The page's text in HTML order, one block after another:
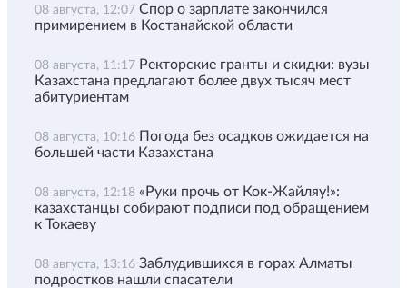
08 августа, 12:07 Спор о зарплате закончился
примирением в Костанайской области
08 августа, 11:17 Ректорские гранты и скидки: вузы
Казахстана предлагают более двух тысяч мест
абитуриентам
08 августа, 10:16 Погода без осадков ожидается на
большей части Казахстана
08 августа, 12:18 «Руки прочь от Кок-Жайляу!»:
казахстанцы собирают подписи под обращением
к Токаеву
08 августа, 13:16 Заблудившихся в горах Алматы
подростков нашли спасатели